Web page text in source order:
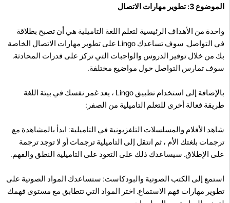
الموضوع 3: تطوير مهارات الاتصال
واحدة من الأهداف الرئيسية لتعلم اللغة التاميلية هي أن تصبح بطلاقة
في التواصل. سوف تساعدك Lingo على تطوير مهارات الاتصال الخاصة
بك من خلال توفير الدروس والواجبات التي تركز على قدرات المحادثة.
سوف تمارس التواصل حول مواضيع مختلفة.
بالإضافة إلى استخدام تطبيق Lingo ، يعد غمر نفسك في بيئة اللغة
طريقة فعالة أخرى للتعلم التاميلية من الصفر:
شاهد الأفلام والمسلسلات التلفزيونية في التاميلية: ابدأ بالمشاهدة مع
ترجمات بلغتك الأم ، ثم انتقل إلى التاميلية ترجمات أو لا توجد ترجمة
على الإطلاق. سيساعدك ذلك على التعود على التاميلية النطق والفهم.
استمع إلى الكتب الصوتية والبودكاست: ستساعدك المواد الصوتية على
تطوير مهارات فهم الاستماع. اختر المواد التي تتطابق مع مستوى فهمك